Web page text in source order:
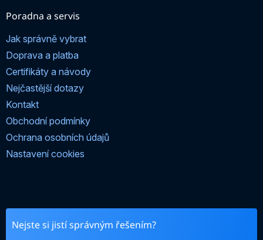
Poradna a servis
Jak správně vybrat
Doprava a platba
Certifikáty a návody
Nejčastější dotazy
Kontakt
Obchodní podmínky
Ochrana osobních údajů
Nastavení cookies
Nejste si jistí správným řešením?